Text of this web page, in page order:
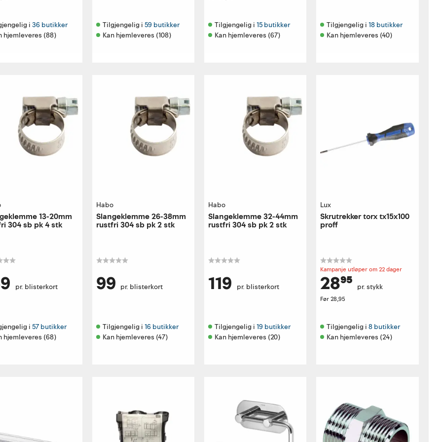
i 36 butikker
hjemleveres (88)
Tilgjengelig i 59 butikker
Kan hjemleveres (108)
Tilgjengelig i 15 butikker
Kan hjemleveres (67)
Tilgjengelig i 18 butikker
Kan hjemleveres (40)
13-20mm
304 sb pk 4 stk
pr. blisterkort
i 57 butikker
hjemleveres (68)
Habo
Slangeklemme 26-38mm
rustfri 304 sb pk 2 stk
99 pr. blisterkort
Tilgjengelig i 16 butikker
Kan hjemleveres (47)
Habo
Slangeklemme 32-44mm
rustfri 304 sb pk 2 stk
119 pr. blisterkort
Tilgjengelig i 19 butikker
Kan hjemleveres (20)
Lux
Skrutrekker torx tx15x100
proff
Kampanje utløper om 22 dager
28⁹⁵ pr. stykk
Før 28,95
Tilgjengelig i 8 butikker
Kan hjemleveres (24)